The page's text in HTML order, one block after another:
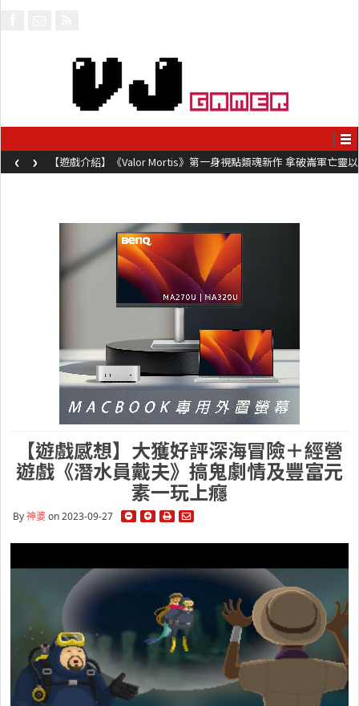
【遊戲介紹】《Valor Mortis》第一身視點類魂新作 拿破崙軍亡靈以
槍械劍與魔法殺敵
‹ ›
【遊戲感想】大獲好評深海冒險＋經營
遊戲《潛水員戴夫》搞鬼劇情及豐富元
素一玩上癮
By神婆on 2023-09-27